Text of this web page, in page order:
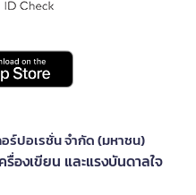
อร์ปอเรชั่น จำกัด (มหาชน)
องเขียน และแรงบันดาลใจ